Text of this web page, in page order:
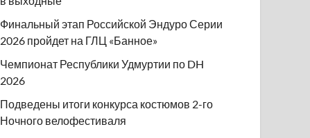
Финальный этап Российской Эндуро Серии
2026 пройдет на ГЛЦ «Банное»
Чемпионат Республики Удмуртии по DH
2026
Подведены итоги конкурса костюмов 2-го
Ночного велофестиваля